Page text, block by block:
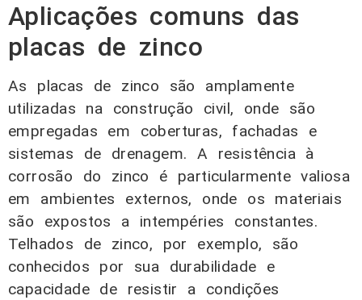
Aplicações comuns das
placas de zinco
As placas de zinco são amplamente
utilizadas na construção civil, onde são
empregadas em coberturas, fachadas e
sistemas de drenagem. A resistência à
corrosão do zinco é particularmente valiosa
em ambientes externos, onde os materiais
são expostos a intempéries constantes.
Telhados de zinco, por exemplo, são
conhecidos por sua durabilidade e
capacidade de resistir a condições